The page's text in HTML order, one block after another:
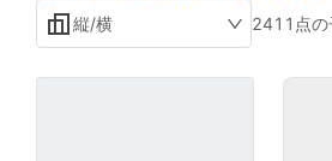
縦/横
2411点の